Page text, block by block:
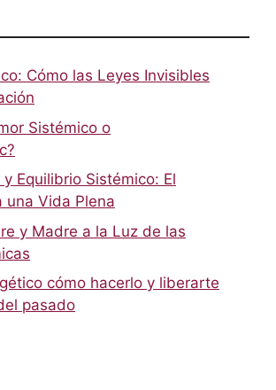
Cómo las Leyes Invisibles
Sistémico o
Equilibrio Sistémico: El
una Vida Plena
y Madre a la Luz de las
cómo hacerlo y liberarte
pasado